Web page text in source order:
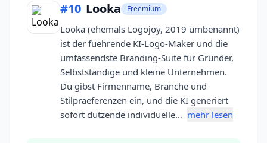
#10 Looka Freemium
Looka (ehemals Logojoy, 2019 umbenannt)
ist der fuehrende KI-Logo-Maker und die
umfassendste Branding-Suite für Gründer,
Selbstständige und kleine Unternehmen.
Du gibst Firmenname, Branche und
Stilpraeferenzen ein, und die KI generiert
sofort dutzende individuelle… mehr lesen